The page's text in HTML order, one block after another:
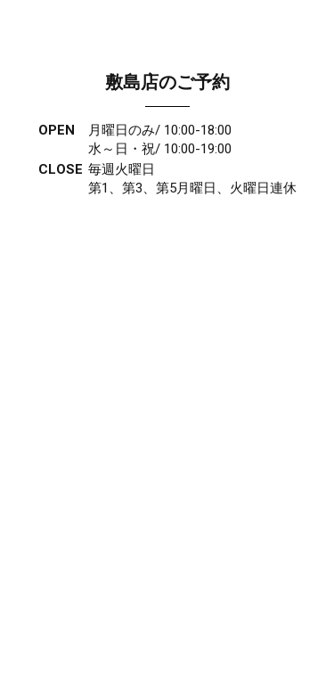
敷島店のご予約
OPEN
月曜日のみ/ 10:00-18:00
水～日・祝/ 10:00-19:00
CLOSE 毎週火曜日
第1、第3、第5月曜日、火曜日連休